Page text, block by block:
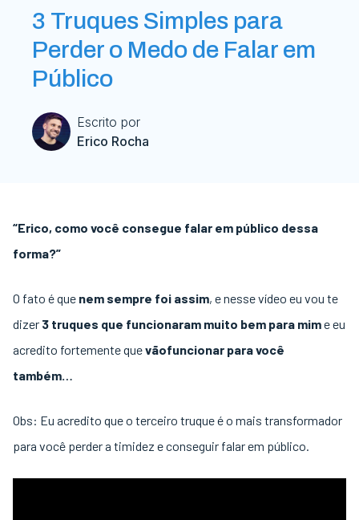
3 Truques Simples para
Perder o Medo de Falar em
Público
Escrito por
Erico Rocha
“Erico, como você consegue falar em público dessa
forma?”
O fato é que nem sempre foi assim, e nesse vídeo eu vou te
dizer 3 truques que funcionaram muito bem para mime eu
acredito fortemente quevãofuncionar para você
também…
Obs: Eu acredito que o terceiro truque é o mais transformador
para você perder a timidez e conseguir falar em público.